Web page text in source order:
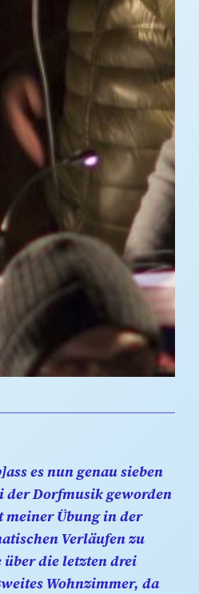
es nun genau sieben
der Dorfmusik geworden
Übung in der
Verläufen zu
die letzten drei
Wohnzimmer, da